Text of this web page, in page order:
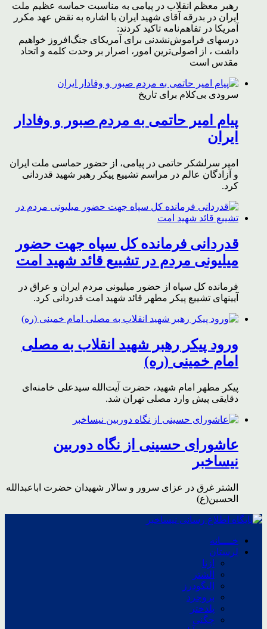
رهبر معظم انقلاب در پیامی به مناسبت حماسه عظیم ملت
ایران در بدرقه آقای شهید ایران با اشاره به نقض عهد مکرر
آمریکا در تفاهم‌نامه تاکید کردند:
درسهای فراموش‌نشدنی برای آمریکای جنگ‌افروز خواهیم
داشت ، از اصولی‌ترین امور، اصرار بر وحدت کلمه و اتحاد
مقدس است
سرودی بی‌کلام برای تاریخ
پیام امیر حاتمی به مردم صبور و وفادار
ایران
امیر سرلشکر حاتمی در پیامی، از حضور حماسی ملت ایران
و آزادگان عالم در مراسم تشییع پیکر رهبر شهید قدردانی
کرد.
قدردانی فرمانده کل سپاه جهت حضور
میلیونی مردم در تشییع قائد شهید امت
فرمانده کل سپاه از حضور میلیونی مردم ایران و عراق در
آیینهای تشییع پیکر مطهر قائد شهید امت قدردانی کرد.
ورود پیکر رهبر شهید انقلاب به مصلی
امام خمینی (ره)
پیکر مطهر امام شهید،‌ حضرت آیت‌الله سیدعلی خامنه‌ای
دقایقی پیش وارد مصلی تهران شد.
عاشورای حسینی از نگاه دوربین
نیساخبر
الشتر غرق در عزای سرور و سالار شهیدان حضرت اباعبدالله
الحسین(ع)
خــــانه
لرستان
ازنا
الشتر
الیگودرز
بروجرد
پلدختر
چگنی